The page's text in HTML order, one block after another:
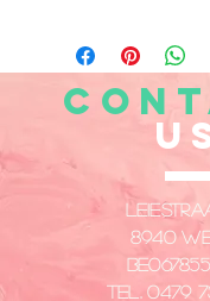
8940
Tel.0479